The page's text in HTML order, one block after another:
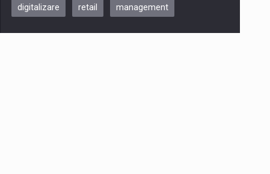
digitalizare retail management